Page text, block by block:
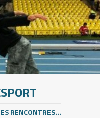
RENCONTRES...